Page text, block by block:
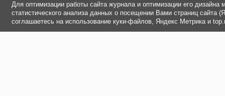
Для оптимизации работы сайта журнала и оптимизации его
статистического анализа данных о посещении Вами страниц
соглашаетесь на использование куки-файлов, Яндекс Метрика и